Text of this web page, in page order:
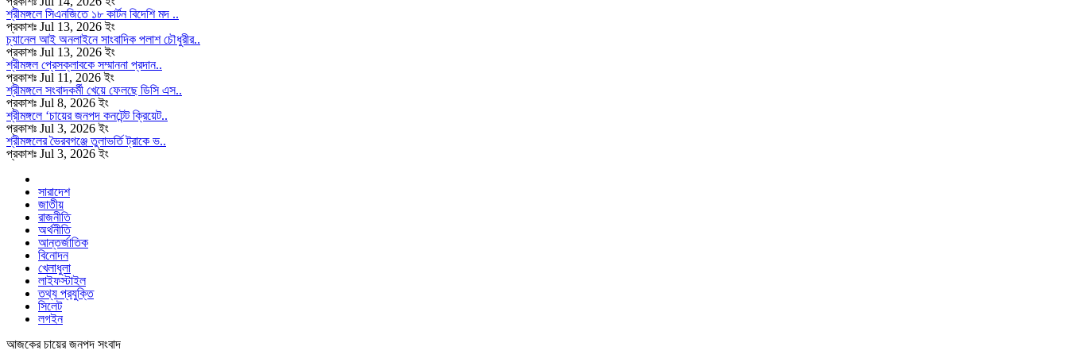
শ্রীমঙ্গলে সিএনজিতে ১৮ কার্টন বিদেশি মদ ..
প্রকাশঃ Jul 13, 2026 ইং
চ্যানেল আই অনলাইনে সাংবাদিক পলাশ চৌধুরীর..
প্রকাশঃ Jul 13, 2026 ইং
শ্রীমঙ্গল প্রেসক্লাবকে সম্মাননা প্রদান..
প্রকাশঃ Jul 11, 2026 ইং
শ্রীমঙ্গলে সংবাদকর্মী খেয়ে ফেলছে ডিসি এস..
প্রকাশঃ Jul 8, 2026 ইং
শ্রীমঙ্গলে ‘চায়ের জনপদ কনটেন্ট ক্রিয়েট..
প্রকাশঃ Jul 3, 2026 ইং
শ্রীমঙ্গলের ভৈরবগঞ্জে তুলাভর্তি ট্রাকে ভ..
প্রকাশঃ Jul 3, 2026 ইং
সারাদেশ
জাতীয়
রাজনীতি
অর্থনীতি
আন্তর্জাতিক
বিনোদন
খেলাধুলা
লাইফস্টাইল
তথ্য প্রযুক্তি
সিলেট
লগইন
আজকের চায়ের জনপদ সংবাদ